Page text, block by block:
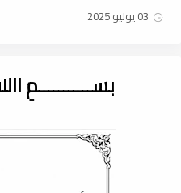
03 يوليو 2025